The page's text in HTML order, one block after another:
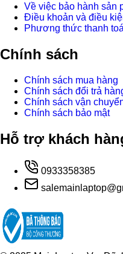
Về việc bảo hành sản
Điều khoản và điều
Phương thức thanh
Chính sách
Chính sách mua hàng
Chính sách đổi trả
Chính sách vận
Chính sách bảo mật
Hỗ trợ khách
0933358385